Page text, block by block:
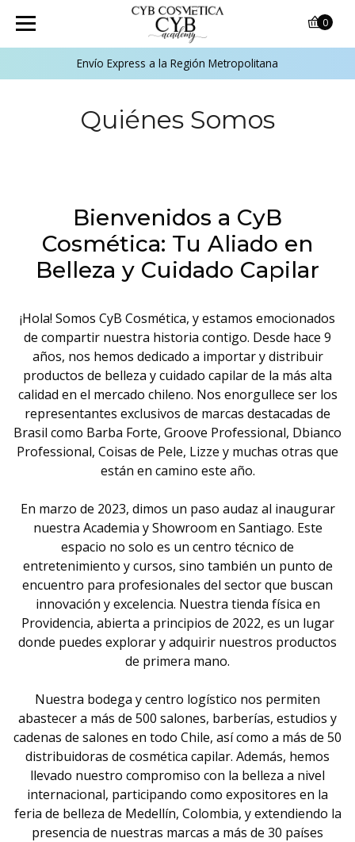
Envío Express a la Región Metropolitana
0
Quiénes Somos
Bienvenidos a CyB
Cosmética: Tu Aliado en
Belleza y Cuidado Capilar
¡Hola! Somos CyB Cosmética, y estamos emocionados
de compartir nuestra historia contigo. Desde hace 9
años, nos hemos dedicado a importar y distribuir
productos de belleza y cuidado capilar de la más alta
calidad en el mercado chileno. Nos enorgullece ser los
representantes exclusivos de marcas destacadas de
Brasil como Barba Forte, Groove Professional, Dbianco
Professional, Coisas de Pele, Lizze y muchas otras que
están en camino este año.
En marzo de 2023, dimos un paso audaz al inaugurar
nuestra Academia y Showroom en Santiago. Este
espacio no solo es un centro técnico de
entretenimiento y cursos, sino también un punto de
encuentro para profesionales del sector que buscan
innovación y excelencia. Nuestra tienda física en
Providencia, abierta a principios de 2022, es un lugar
donde puedes explorar y adquirir nuestros productos
de primera mano.
Nuestra bodega y centro logístico nos permiten
abastecer a más de 500 salones, barberías, estudios y
cadenas de salones en todo Chile, así como a más de 50
distribuidoras de cosmética capilar. Además, hemos
llevado nuestro compromiso con la belleza a nivel
internacional, participando como expositores en la
feria de belleza de Medellín, Colombia, y extendiendo la
presencia de nuestras marcas a más de 30 países